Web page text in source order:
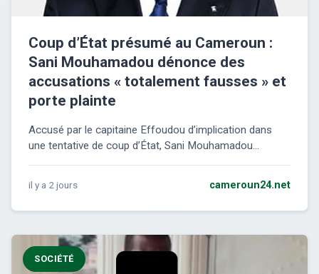
Coup d’État présumé au Cameroun :
Sani Mouhamadou dénonce des
accusations « totalement fausses » et
porte plainte
Accusé par le capitaine Effoudou d’implication dans
une tentative de coup d’État, Sani Mouhamadou...
il y a 2 jours cameroun24.net
SOCIÉTÉ